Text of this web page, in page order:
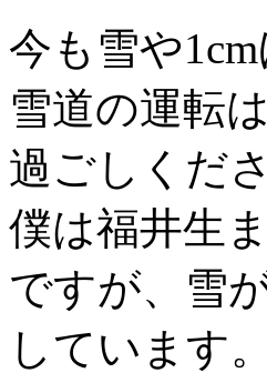
今も雪や
雪道の運転
過ごしくださ
僕は福井生
ですが、雪
しています。